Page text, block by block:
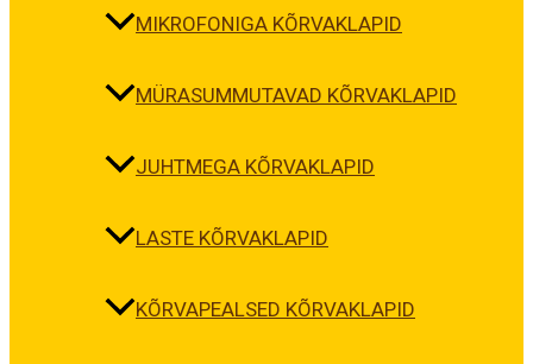
MIKROFONIGA KÕRVAKLAPID
MÜRASUMMUTAVAD KÕRVAKLAPID
JUHTMEGA KÕRVAKLAPID
LASTE KÕRVAKLAPID
KÕRVAPEALSED KÕRVAKLAPID